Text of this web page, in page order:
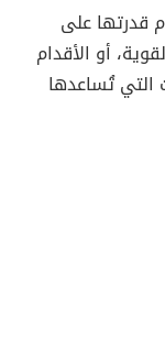
قدرتها على
أو الأقدام
التي تُساعدها